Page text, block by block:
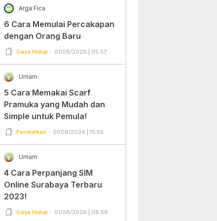
Arga Fica
6 Cara Memulai Percakapan
dengan Orang Baru
Gaya Hidup 01/08/2026 | 05:57
Umam
5 Cara Memakai Scarf
Pramuka yang Mudah dan
Simple untuk Pemula!
Pendidikan 01/08/2026 | 15:55
Umam
4 Cara Perpanjang SIM
Online Surabaya Terbaru
2023!
Gaya Hidup 01/08/2026 | 08:56